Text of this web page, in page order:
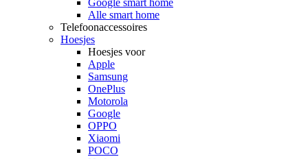
Google smart home
Alle smart home
Telefoonaccessoires
Hoesjes
Hoesjes voor
Apple
Samsung
OnePlus
Motorola
Google
OPPO
Xiaomi
POCO